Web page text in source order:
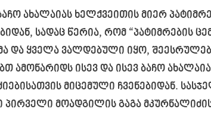
ახალაიას ხელქვეითის მიერ
სადაც წერია, რომ “პატიმრების
და ყველა ვალდებული იყო,
ამონარიდს ისევ და ისევ ბაჩო
მიცემული ჩვენებიდან.
მოადგილის გაგა